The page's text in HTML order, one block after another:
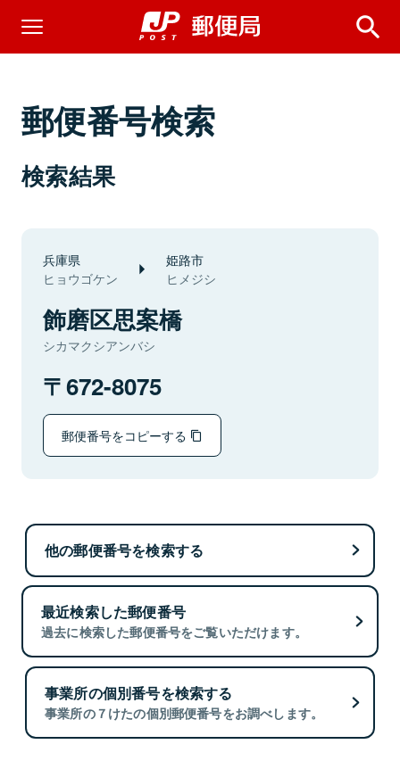
郵便番号検索
検索結果
兵庫県
ヒョウゴケン
姫路市
ヒメジシ
飾磨区思案橋
シカマクシアンバシ
672-8075
郵便番号をコピーする
他の郵便番号を検索する
最近検索した郵便番号
過去に検索した郵便番号をご覧いただけます。
事業所の個別番号を検索する
事業所の７けたの個別郵便番号をお調べします。